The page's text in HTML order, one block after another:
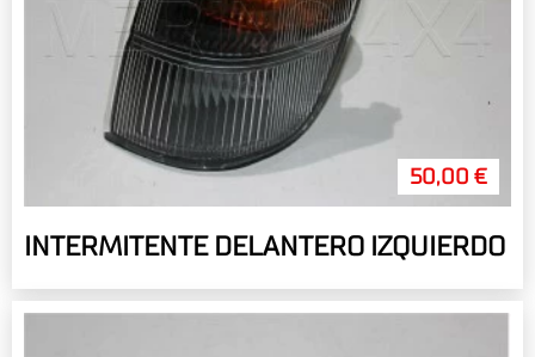
50,00 €
INTERMITENTE DELANTERO IZQUIERDO